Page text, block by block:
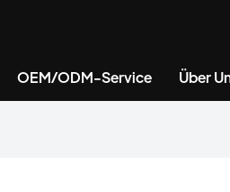
OEM/ODM-Service Über